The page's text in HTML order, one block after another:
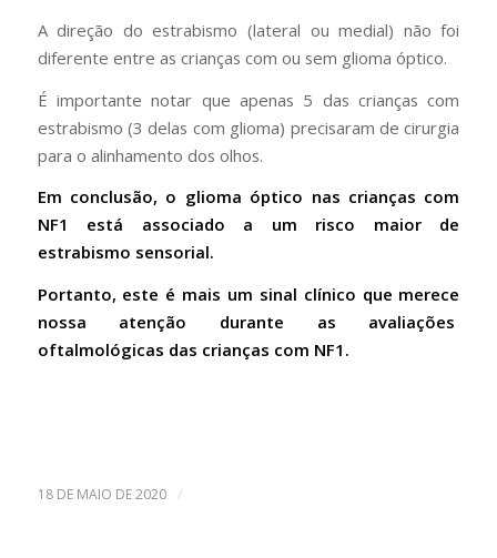
A direção do estrabismo (lateral ou medial) não foi
diferente entre as crianças com ou sem glioma óptico.
É importante notar que apenas 5 das crianças com
estrabismo (3 delas com glioma) precisaram de cirurgia
para o alinhamento dos olhos.
Em conclusão, o glioma óptico nas crianças com
NF1 está associado a um risco maior de
estrabismo sensorial.
Portanto, este é mais um sinal clínico que merece
nossa atenção durante as avaliações
oftalmológicas das crianças com NF1.
18 DE MAIO DE 2020 /